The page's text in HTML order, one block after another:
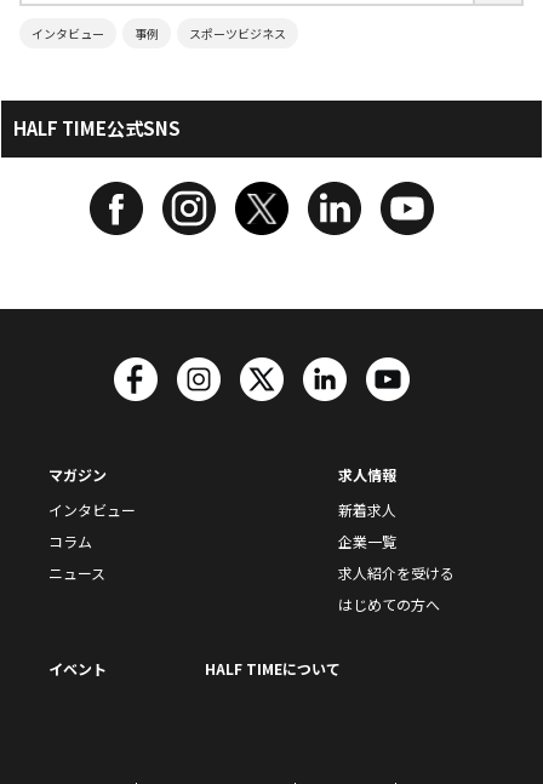
インタビュー 事例 スポーツビジネス
HALF TIME公式SNS
マガジン
インタビュー
コラム
ニュース
求人情報
新着求人
企業一覧
求人紹介を受ける
はじめての方へ
イベント HALF TIMEについて